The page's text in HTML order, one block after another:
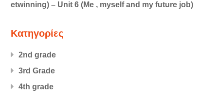
etwinning) – Unit 6 (Me , myself and my future job)
Kατηγορίες
2nd grade
3rd Grade
4th grade